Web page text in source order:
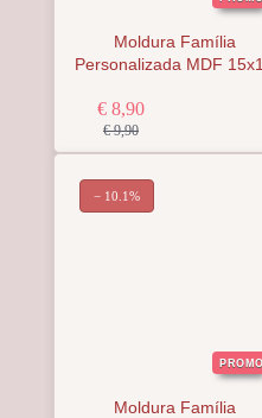
Moldura Família
Personalizada MDF
€ 8,90
€ 9,90
PROMO
Moldura Família
− 10.1%